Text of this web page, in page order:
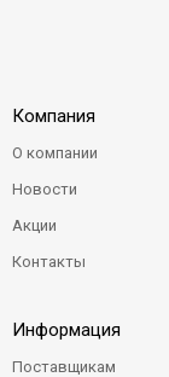
Компания
О компании
Новости
Акции
Контакты
Информация
Поставщикам